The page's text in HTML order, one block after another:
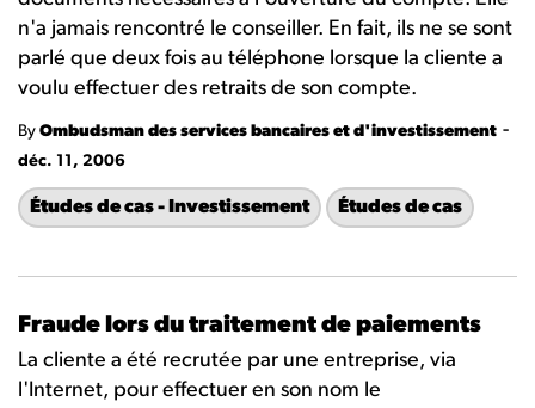
n'a jamais rencontré le conseiller. En fait, ils ne se sont
parlé que deux fois au téléphone lorsque la cliente a
voulu effectuer des retraits de son compte.
By Ombudsman des services bancaires et d'investissement -
déc. 11, 2006
Études de cas - Investissement Études de cas
Fraude lors du traitement de paiements
La cliente a été recrutée par une entreprise, via
l'Internet, pour effectuer en son nom le